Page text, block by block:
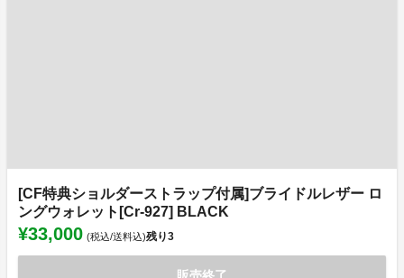
[CF特典ショルダーストラップ付属]ブライドルレザー ロ
ングウォレット[Cr-927] BLACK
¥33,000 (税込/送料込)残り3